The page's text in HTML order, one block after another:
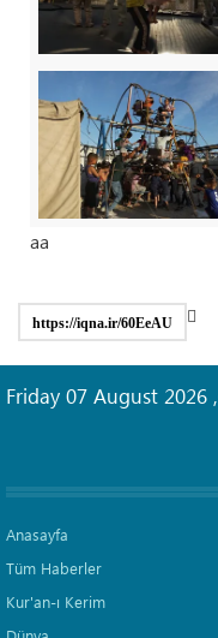
aa
https://iqna.ir/60EeAU
Friday 07 August 2026 ,
Anasayfa
Tüm Haberler
Kur'an-ı Kerim